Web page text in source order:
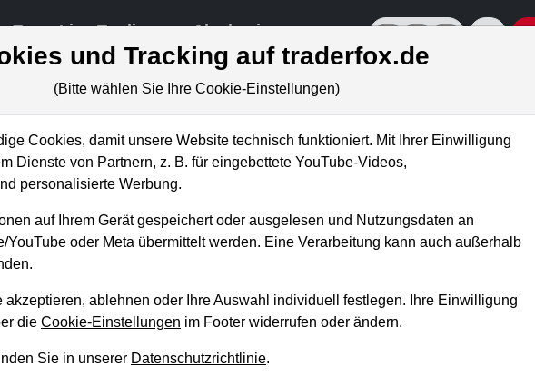
Live-Trading Akademie offizielle Social Media-
Aktien-
und United Internet (+38 %) im
beim Trade des Tages gut
und Tracking auf traderfox.de
(Bitte wählen Sie Ihre Cookie-Einstellungen)
Cookies, damit unsere Website technisch funktioniert. Mit Ihrer Einwilligung
Dienste von Partnern, z. B. für eingebettete YouTube-Videos,
personalisierte Werbung.
auf Ihrem Gerät gespeichert oder ausgelesen und Nutzungsdaten an
YouTube oder Meta übermittelt werden. Eine Verarbeitung kann auch außerhalb
akzeptieren, ablehnen oder Ihre Auswahl individuell festlegen. Ihre Einwilligung
die Cookie-Einstellungen im Footer widerrufen oder ändern.
Sie in unserer Datenschutzrichtlinie.